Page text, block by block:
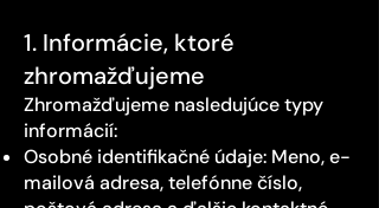
1. Informácie, ktoré
zhromažďujeme
Zhromažďujeme nasledujúce typy
informácií:
Osobné identifikačné údaje: Meno, e-
mailová adresa, telefónne číslo,